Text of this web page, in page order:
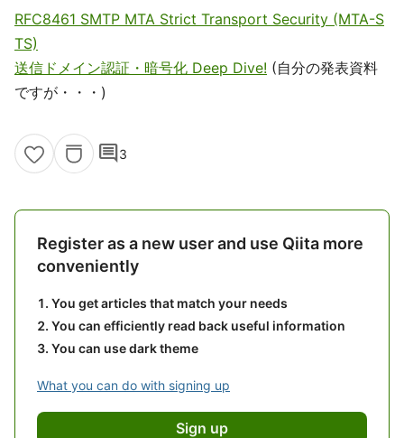
RFC8461 SMTP MTA Strict Transport Security (MTA-S
TS)
送信ドメイン認証・暗号化 Deep Dive! (自分の発表資料
ですが・・・)
comment3
Register as a new user and use Qiita more
conveniently
You get articles that match your needs
You can efficiently read back useful information
You can use dark theme
What you can do with signing up
Sign up